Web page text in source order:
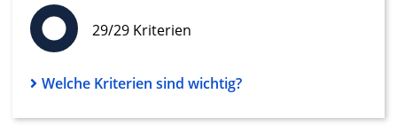
29/29 Kriterien
Welche Kriterien sind wichtig?
Verwendung reduzierter Daten zur Auswahl
von Inhalten
IAB-Besonderheiten:
Verwendung genauer Standortdaten
Geräte anhand von aktiv angeforderten